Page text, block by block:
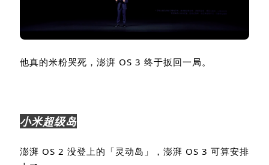
他真的米粉哭死，澎湃 OS 3 终于扳回一局。
小米超级岛
澎湃 OS 2 没登上的「灵动岛」，澎湃 OS 3 可算安排